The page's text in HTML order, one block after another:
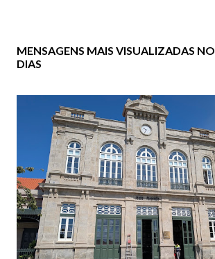
MENSAGENS MAIS VISUALIZADAS
DIAS